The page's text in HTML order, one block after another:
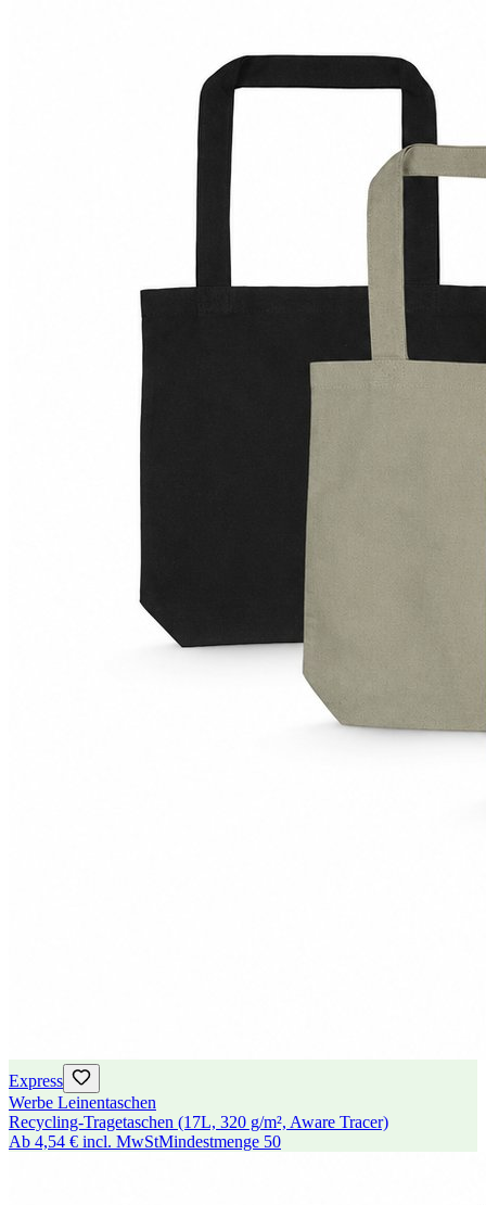
Express
Werbe Leinentaschen
Recycling-Tragetaschen (17L, 320 g/m², Aware Tracer)
Ab 4,54 € incl. MwStMindestmenge 50